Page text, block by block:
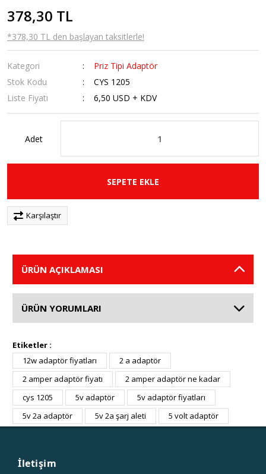
378,30 TL
*378,30 TL den başlayan taksitlerle!
Kategori
Priz Tipi Adaptör
Stok Kodu
CYS 1205
Liste Fiyatı
6,50 USD + KDV
Adet
SEPETE EKLE
Karşılaştır
ÜRÜN AÇIKLAMASI
ÜRÜN YORUMLARI
Etiketler :
12w adaptör fiyatları
2 a adaptör
2 amper adaptör fiyatı
2 amper adaptör ne kadar
cys 1205
5v adaptör
5v adaptör fiyatları
5v 2a adaptör
5v 2a şarj aleti 5 volt adaptör
İletişim